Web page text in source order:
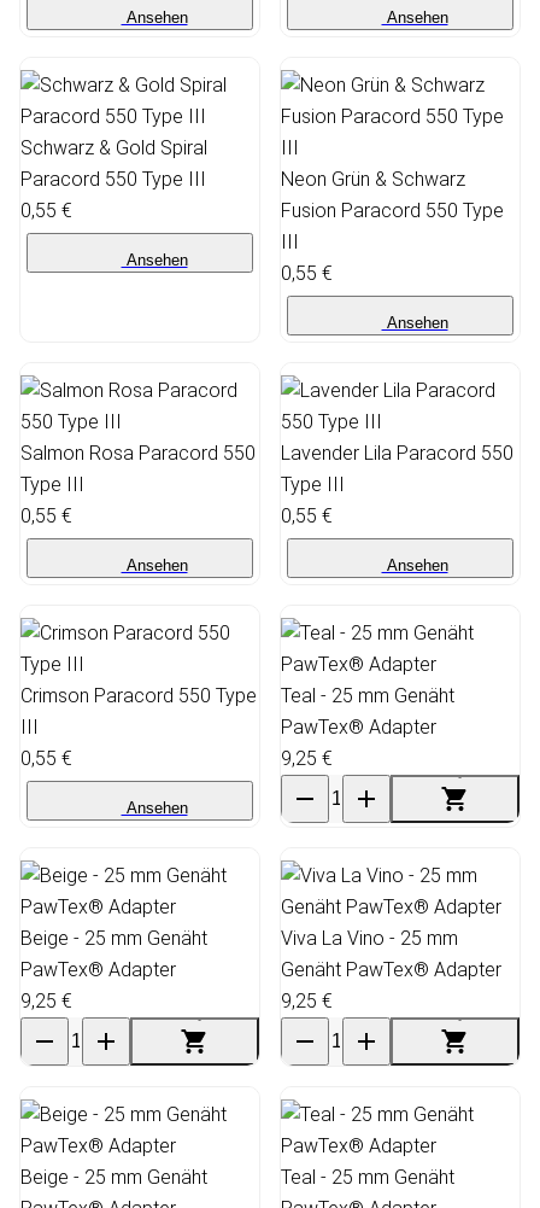
Ansehen Ansehen
Schwarz & Gold Spiral
Paracord 550 Type III
0,55 €
Ansehen
Neon Grün & Schwarz
Fusion Paracord 550 Type
III
0,55 €
Ansehen
Salmon Rosa Paracord 550
Type III
0,55 €
Ansehen
Lavender Lila Paracord 550
Type III
0,55 €
Ansehen
Crimson Paracord 550 Type
III
0,55 €
Ansehen
Teal - 25 mm Genäht
PawTex® Adapter
9,25 €
Beige - 25 mm Genäht
PawTex® Adapter
9,25 €
Viva La Vino - 25 mm
Genäht PawTex® Adapter
9,25 €
Beige - 25 mm Genäht
Teal - 25 mm Genäht